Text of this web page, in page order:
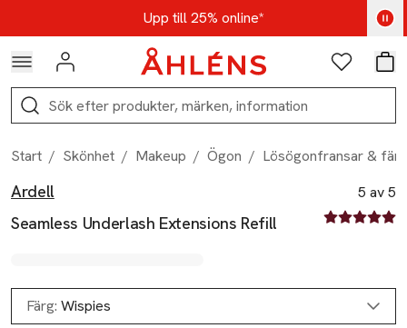
Hoppa till navigationsmenynUpp till 25% online*
Kod: AUG25 - Shoppa nu
Logga in Favoriter
Sök
Start / Skönhet / Makeup / Ögon / Lösögonfransar &
Produktbilder
Hoppa över bildspelet
Ardell
Seamless Underlash Extensions Refill
5 av 5
5 av fem
Färg: Wispies
Produktinformation